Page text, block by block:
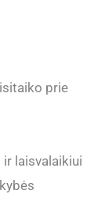
prie
laisvalaikiui